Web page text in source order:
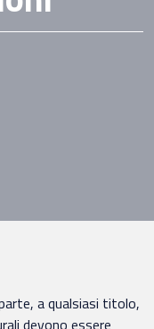
a qualsiasi titolo,